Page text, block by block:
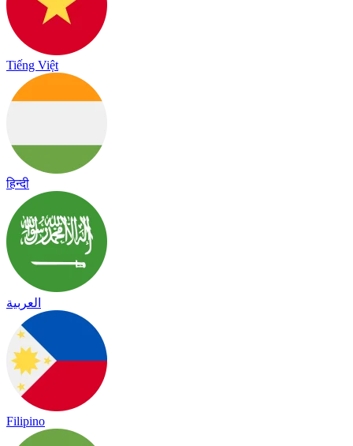
Tiếng Việt
हिन्दी
العربية
Filipino